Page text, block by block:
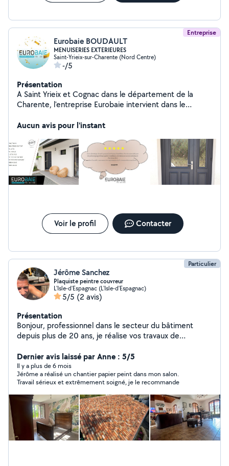
Entreprise
Eurobaie BOUDAULT
MENUISERIES EXTERIEURES
Saint-Yrieix-sur-Charente (Nord Centre)
-/5
Présentation
A Saint Yrieix et Cognac dans le département de la
Charente, l'entreprise Eurobaie intervient dans le
Aucun avis pour l'instant
Voir le profil Contacter
Particulier
Jérôme Sanchez
Plaquiste peintre couvreur
L'Isle-d'Espagnac (L'Isle-d'Espagnac)
5/5 (2 avis)
Présentation
Bonjour, professionnel dans le secteur du bâtiment
depuis plus de 20 ans, je réalise vos travaux de
également pour vos travaux de couverture. Intervention
rapide et soignée.
Dernier avis laissé par Anne : 5/5
Il y a plus de 6 mois
Jérôme a réalisé un chantier papier peint dans mon salon.
Travail sérieux et extrêmement soigné, je le recommande